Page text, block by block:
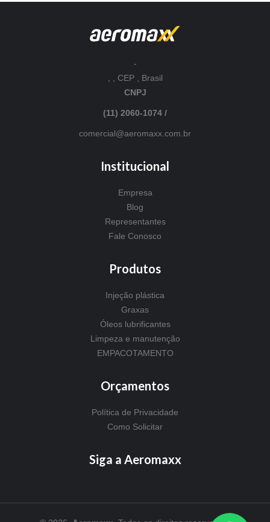
-
, , CEP , Brasil
CNPJ
(11) 2060-1074 /
comercial@aeromaxx.com.br
Institucional
Empresa
Blog
Representantes
Fale Conosco
Produtos
Injeção plástica
Graxas
Óleos lubrificantes
Limpeza e manutenção
EMPACOTAMENTO
Orçamentos
Política de Privacidade
Como Solicitar
Siga a Aeromaxx